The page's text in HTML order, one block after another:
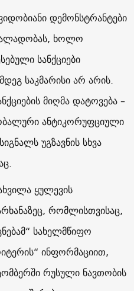
დემონსტრანტები
ხოლო
სანქციები
საკმარისი არ არის.
მიღმა დატოვება –
ანტიკორუფციული
უგზავნის სხვა
ყულევის
რომლისთვისაც,
სახელმწიფო
ინფორმაციით,
რუსული ნავთობის